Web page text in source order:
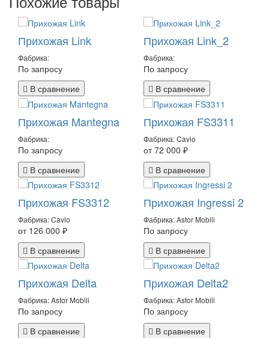
Прихожая Link
Фабрика:
По запросу
В сравнение
Прихожая Link_2
Фабрика:
По запросу
В сравнение
Прихожая Mantegna
Фабрика:
По запросу
В сравнение
Прихожая FS3311
Фабрика: Cavio
от 72 000 ₽
В сравнение
Прихожая FS3312
Фабрика: Cavio
от 126 000 ₽
В сравнение
Прихожая Ingressi 2
Фабрика: Astor Mobili
По запросу
В сравнение
Прихожая Delta
Фабрика: Astor Mobili
По запросу
В сравнение
Прихожая Delta2
Фабрика: Astor Mobili
По запросу
В сравнение